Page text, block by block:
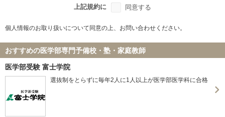
上記規約に 同意する
個人情報のお取り扱いについて同意の上、お問い合わせください。
おすすめの医学部専門予備校・塾・家庭教師
医学部受験 富士学院
選抜制をとらずに毎年2人に1人以上が医学部医学科に合格